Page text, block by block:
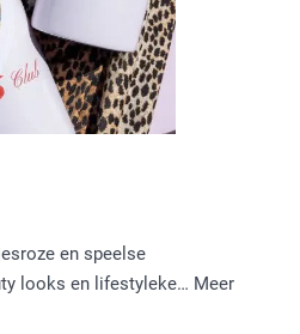
en speelse
looks en lifestyleke… Meer